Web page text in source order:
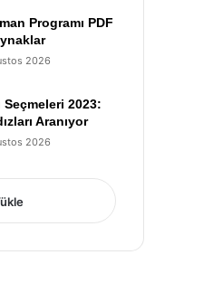
Programı PDF
2026
2023:
Aranıyor
2026